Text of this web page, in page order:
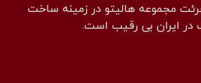
مجموعه هالیتو در زمینه ساخت
در ایران بی رقیب است.